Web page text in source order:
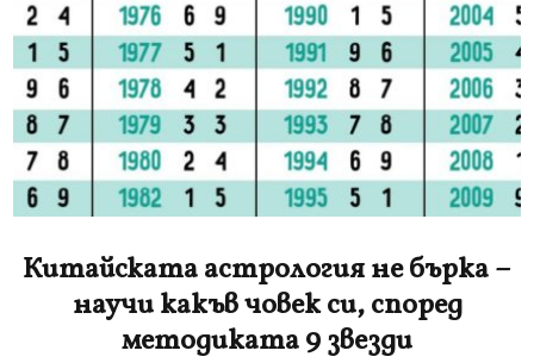
Китайската астрология не бърка –
научи какъв човек си, според
методиката 9 звезди